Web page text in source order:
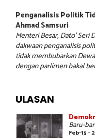
Penganalisis Politik
Ahmad Samsuri
Menteri Besar, Dato’
dakwaan penganalisis
tidak membubarkan
dengan parlimen bakal
ULASAN
Baru-
Feb-15 -